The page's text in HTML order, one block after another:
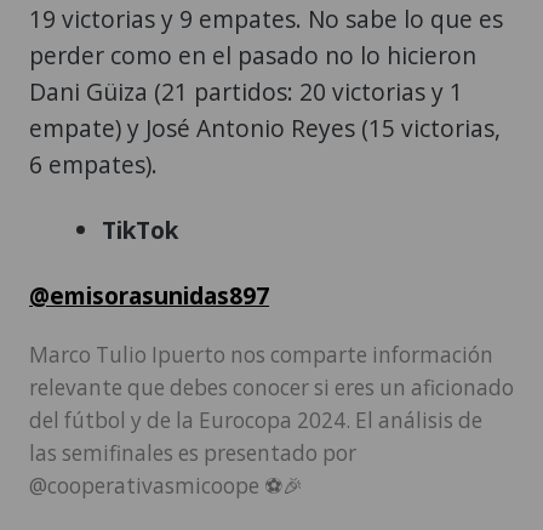
19 victorias y 9 empates. No sabe lo que es
perder como en el pasado no lo hicieron
Dani Güiza (21 partidos: 20 victorias y 1
empate) y José Antonio Reyes (15 victorias,
6 empates).
TikTok
@emisorasunidas897
Marco Tulio Ipuerto nos comparte información
relevante que debes conocer si eres un aficionado
del fútbol y de la Eurocopa 2024. El análisis de
las semifinales es presentado por
@cooperativasmicoope ⚽️🎉